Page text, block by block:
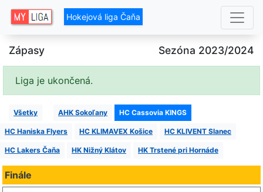
Hokejová liga Čaňa
Zápasy Sezóna 2023/2024
Liga je ukončená.
Všetky AHK Sokoľany HC Cassovia KINGS
HC Haniska Flyers HC KLIMAVEX Košice HC KLIVENT Slanec
HC Lakers Čaňa HK Nižný Klátov HK Trstené pri Hornáde
Finále